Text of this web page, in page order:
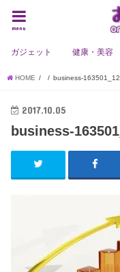
menu
ガジェット 健康・美容
HOME business-
2017.10.05
business-